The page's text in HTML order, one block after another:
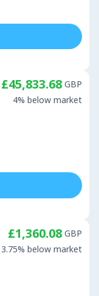
£45,833.68 GBP
4% below market
£1,360.08 GBP
3.75% below market